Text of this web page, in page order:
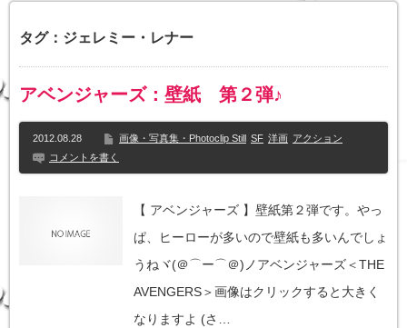
タグ：ジェレミー・レナー
アベンジャーズ：壁紙 第２弾♪
2012.08.28 画像・写真集・Photoclip Still SF 洋画 アクション
コメントを書く
【 アベンジャーズ 】壁紙第２弾です。やっ
ぱ、ヒーローが多いので壁紙も多いんでしょ
うねヾ(＠⌒ー⌒＠)ノアベンジャーズ＜THE
AVENGERS＞画像はクリックすると大きく
なりますよ (さ…